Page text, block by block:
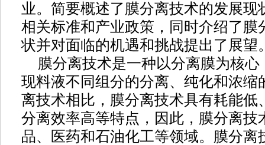
业。简要概述了膜分离技术的发展现
相关标准和产业政策，同时介绍了膜
状并对面临的机遇和挑战提出了展望
膜分离技术是一种以分离膜为核
现料液不同组分的分离、纯化和浓缩
离技术相比，膜分离技术具有耗能低
分离效率高等特点，因此，膜分离技
品、医药和石油化工等领域。膜分离